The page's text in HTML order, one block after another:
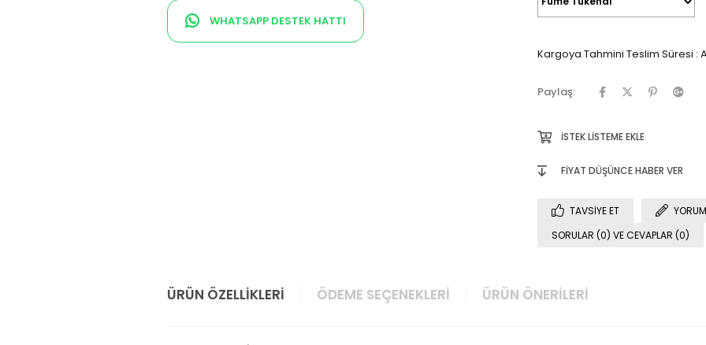
WHATSAPP DESTEK HATTI
Kargoya Tahmini Teslim Süresi :
Paylaş:
İSTEK LISTEME EKLE
FIYAT DÜŞÜNCE HABER VER
TAVSIYE ET
SORULAR (0) VE CEVAPLAR (0)
ÜRÜN ÖZELLIKLERI ÖDEME SEÇENEKLERI ÜRÜN ÖNERILERI